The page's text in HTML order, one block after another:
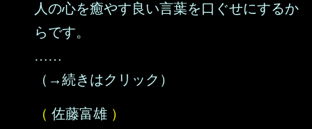
人の心を癒やす良い言葉を口ぐせにするか
らです。
……
（→続きはクリック）
（ 佐藤富雄 ）